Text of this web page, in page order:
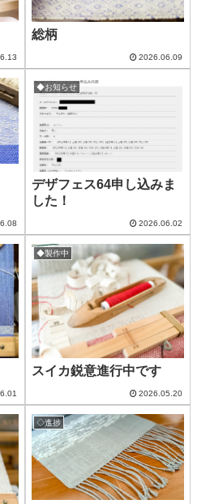
総柄
2026.06.09
◆お知らせ
デザフェス64申し込みま
した！
2026.06.02
◆製作中
スイカ鋭意進行中です
2026.05.20
◇進捗